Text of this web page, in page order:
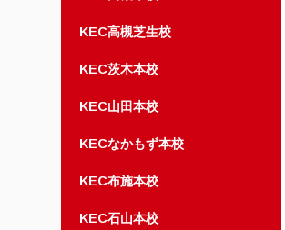
KEC高槻芝生校
KEC茨木本校
KEC山田本校
KECなかもず本校
KEC布施本校
KEC石山本校